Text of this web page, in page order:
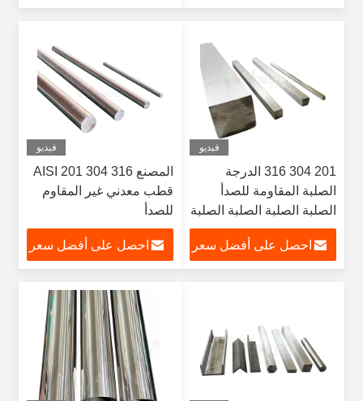
فيديو
201 304 316 الدرجة
الصلبة المقاومة للصدأ
الصلبة الصلبة الصلبة الصلبة
احصل على أفضل سعر
فيديو
المصنع AISI 201 304 316
قطب معدني غير المقاوم
للصدأ
احصل على أفضل سعر